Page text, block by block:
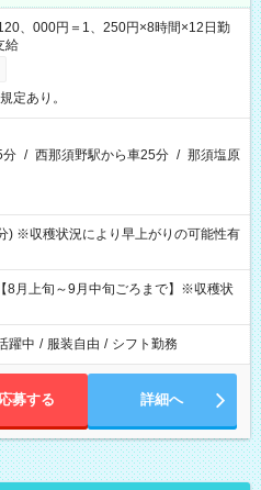
、000円＝1、250円×8時間×12日勤
給
定あり。
分 / 西那須野駅から車25分 / 那須塩原
) ※収穫状況により早上がりの可能性有
8月上旬～9月中旬ごろまで】※収穫状
躍中 / 服装自由 / シフト勤務
応募する 詳細へ